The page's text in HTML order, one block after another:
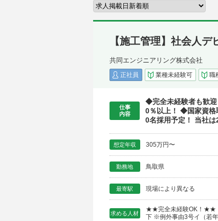
【施工管理】社会人
共同エンジニアリング株式会社
正社員 業種未経験可 職
仕事
内容
◆完全未経験者も歓迎
0％以上！ ◆国家資格
0名採用予定！ 当社
想定年収 305万円〜
勤務地 鳥取県
最寄駅 現場により異なる
求める人材
★★完全未経験OK！★★
下 ※例外事由3号イ（若